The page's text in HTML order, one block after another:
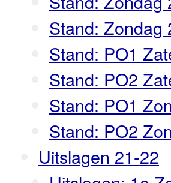
Stand: Zondag
Stand: PO1
Stand: PO2
Stand: PO1
Stand: PO2
Uitslagen 21-22